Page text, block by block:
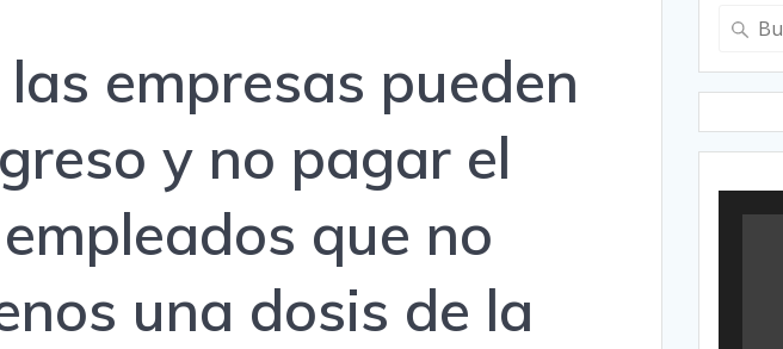
empresas pueden
y no pagar el
que no
una dosis de la
Buscar: